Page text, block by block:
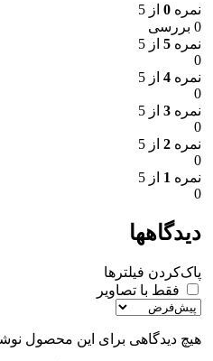
نمره 0 از 5
0 بررسی
نمره 5 از 5
0
نمره 4 از 5
0
نمره 3 از 5
0
نمره 2 از 5
0
نمره 1 از 5
0
دیدگاهها
پاک‌کردن فیلترها
فقط با تصاویر
هیچ دیدگاهی برای این محصول